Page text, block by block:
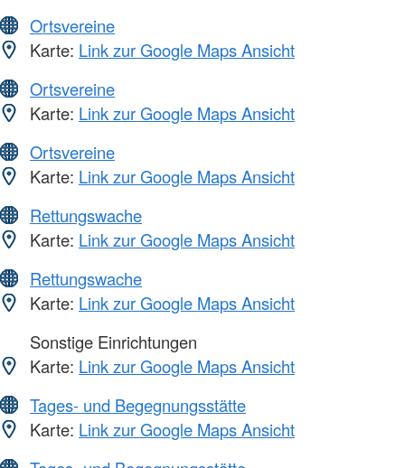
Ortsvereine
Karte: Link zur Google Maps Ansicht
Ortsvereine
Karte: Link zur Google Maps Ansicht
Ortsvereine
Karte: Link zur Google Maps Ansicht
Rettungswache
Karte: Link zur Google Maps Ansicht
Rettungswache
Karte: Link zur Google Maps Ansicht
Sonstige Einrichtungen
Karte: Link zur Google Maps Ansicht
Tages- und Begegnungsstätte
Karte: Link zur Google Maps Ansicht